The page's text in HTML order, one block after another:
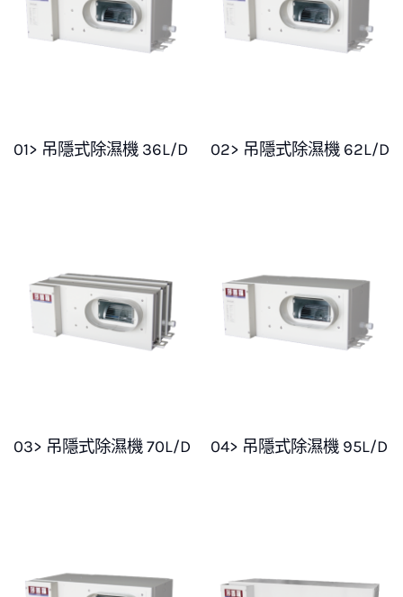
01> 吊隱式除濕機 36L/D 02> 吊隱式除濕機 62L/D
03> 吊隱式除濕機 70L/D 04> 吊隱式除濕機 95L/D